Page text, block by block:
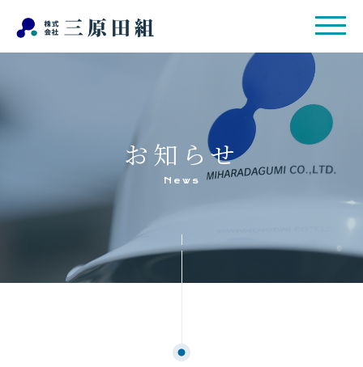
お知らせ
News